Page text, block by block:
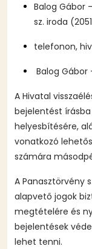
Balog Gábor
sz. iroda
telefonon,
Balog
A Hivatal
bejelentést
helyesbítésére,
vonatkozó
számára
A Panasztörvény
alapvető jogok
megtételére és
bejelentések
lehet tenni.